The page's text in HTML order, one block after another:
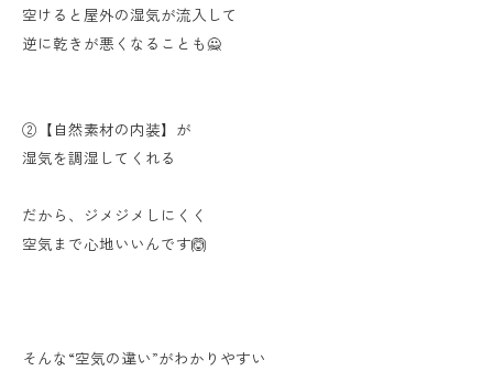
空けると屋外の湿気が流入して
逆に乾きが悪くなることも🙅
②【自然素材の内装】が
湿気を調湿してくれる
だから、ジメジメしにくく
空気まで心地いいんです🙆
そんな“空気の違い”がわかりやすい